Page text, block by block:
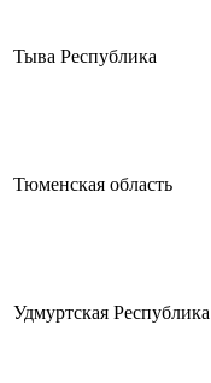
Тыва Республика
Тюменская область
Удмуртская Республика